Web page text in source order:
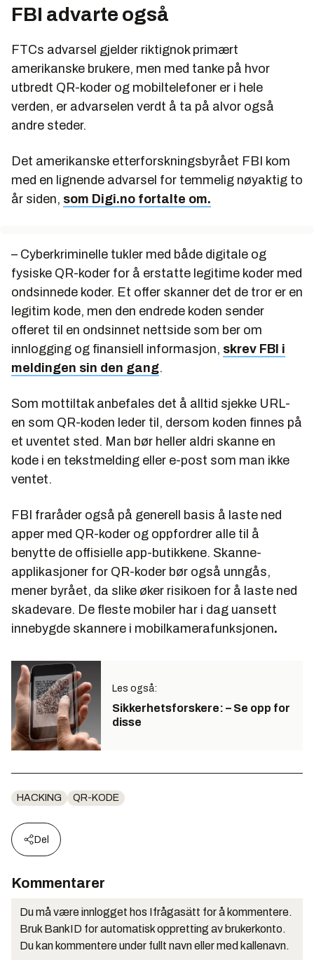
FBI advarte også
FTCs advarsel gjelder riktignok primært
amerikanske brukere, men med tanke på hvor
utbredt QR-koder og mobiltelefoner er i hele
verden, er advarselen verdt å ta på alvor også
andre steder.
Det amerikanske etterforskningsbyrået FBI kom
med en lignende advarsel for temmelig nøyaktig to
år siden, som Digi.no fortalte om.
– Cyberkriminelle tukler med både digitale og
fysiske QR-koder for å erstatte legitime koder med
ondsinnede koder. Et offer skanner det de tror er en
legitim kode, men den endrede koden sender
offeret til en ondsinnet nettside som ber om
innlogging og finansiell informasjon, skrev FBI i
meldingen sin den gang.
Som mottiltak anbefales det å alltid sjekke URL-
en som QR-koden leder til, dersom koden finnes på
et uventet sted. Man bør heller aldri skanne en
kode i en tekstmelding eller e-post som man ikke
ventet.
FBI fraråder også på generell basis å laste ned
apper med QR-koder og oppfordrer alle til å
benytte de offisielle app-butikkene. Skanne-
applikasjoner for QR-koder bør også unngås,
mener byrået, da slike øker risikoen for å laste ned
skadevare. De fleste mobiler har i dag uansett
innebygde skannere i mobilkamerafunksjonen.
Les også:
Sikkerhetsforskere: – Se opp for
disse
HACKING QR-KODE
Del
Kommentarer
Du må være innlogget hos Ifrågasätt for å kommentere.
Bruk BankID for automatisk oppretting av brukerkonto.
Du kan kommentere under fullt navn eller med kallenavn.